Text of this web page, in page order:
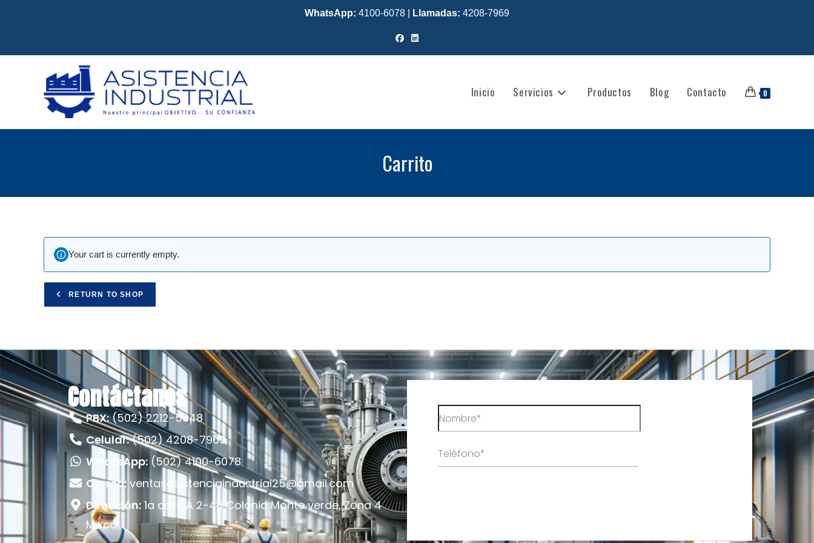
WhatsApp: 4100-6078 Llamadas: 4208-7969
Inicio Servicios Productos Blog Contacto 0
Carrito
Your cart is currently empty.
RETURN TO SHOP
Contáctanos
PBX:(502) 2212-5048
Celular:(502) 4208-7969
WhatsApp: (502) 4100-6078
Correo: ventasasistenciaindustrial25@gmail.com
Dirección: 1a calle A 2-46 Colonia Monte verde, Zona 4
Mixco